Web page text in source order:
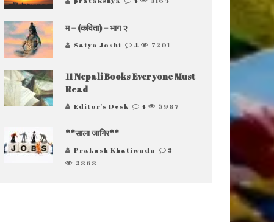
म – (कविता) – भाग २
Satya Joshi 4 7201
11 Nepali Books Everyone Must
Read
Editor's Desk 4 5987
**साला जागिर**
Prakash Khatiwada
3
3868